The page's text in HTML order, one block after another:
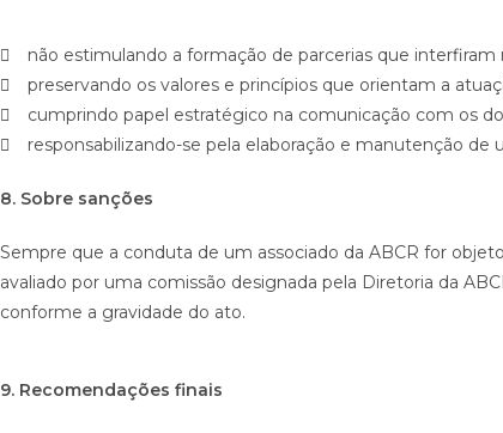
não estimulando a formação de parcerias que
preservando os valores e princípios que orientam a
cumprindo papel estratégico na comunicação com os
responsabilizando-se pela elaboração e manutenção
8. Sobre sanções
Sempre que a conduta de um associado da ABCR for
avaliado por uma comissão designada pela Diretoria da
conforme a gravidade do ato.
9. Recomendações finais